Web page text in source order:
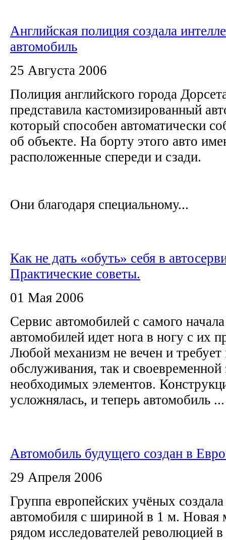
Английская полиция создала
автомобиль
25 Августа 2006
Полиция английского города
представила кастомизированный
который способен автоматически
об объекте. На борту этого авто
расположенные спереди и сзади.
Они благодаря специальному...
Как не дать «обуть» себя в
Практические советы.
01 Мая 2006
Сервис автомобилей с самого
автомобилей идет нога в ногу с их
Любой механизм не вечен и требует
обслуживания, так и
необходимых элементов.
усложнялась, и теперь автомобиль ...
Автомобиль будущего создан в
29 Апреля 2006
Группа европейских учёных
автомобиля c шириной в 1 м. Новая
рядом исследователей революцией в